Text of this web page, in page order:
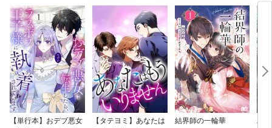
【単行本】おデブ悪女
【タテヨミ】あなたは
結界師の一輪華
バ